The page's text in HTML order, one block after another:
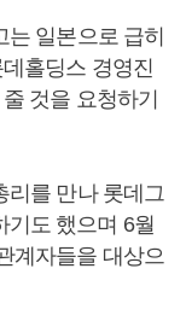
일본으로 급히
홀딩스 경영진
것을 요청하기
리를 만나 롯데그
기도 했으며 6월
계자들을 대상으